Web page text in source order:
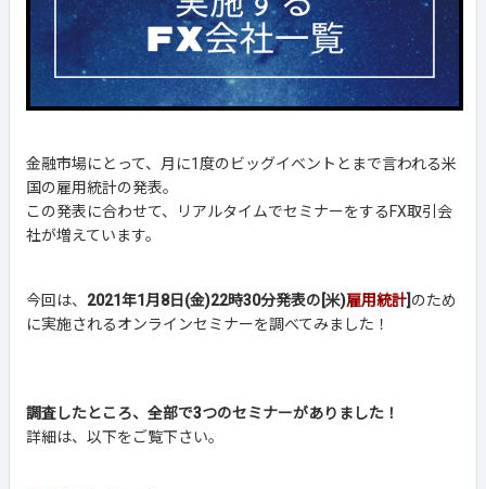
金融市場にとって、月に1度のビッグイベントとまで言われる米
国の雇用統計の発表。
この発表に合わせて、リアルタイムでセミナーをするFX取引会
社が増えています。
今回は、 2021年1月8日(金)22時30分発表の[米)雇用統計] のため
に実施されるオンラインセミナーを調べてみました！
調査したところ、全部で3つのセミナーがありました！
詳細は、以下をご覧下さい。